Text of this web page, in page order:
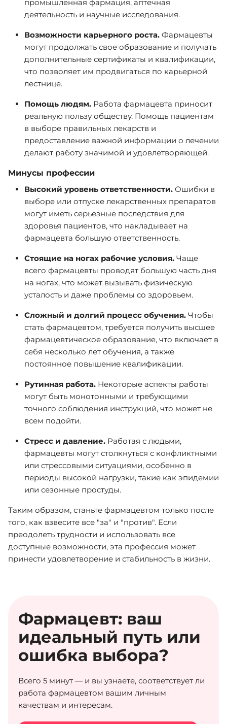
промышленная фармация, аптечная
деятельность и научные исследования.
Возможности карьерного роста. Фармацевты
могут продолжать свое образование и получать
дополнительные сертификаты и квалификации,
что позволяет им продвигаться по карьерной
лестнице.
Помощь людям. Работа фармацевта приносит
реальную пользу обществу. Помощь пациентам
в выборе правильных лекарств и
предоставление важной информации о лечении
делают работу значимой и удовлетворяющей.
Минусы профессии
Высокий уровень ответственности. Ошибки в
выборе или отпуске лекарственных препаратов
могут иметь серьезные последствия для
здоровья пациентов, что накладывает на
фармацевта большую ответственность.
Стоящие на ногах рабочие условия. Чаще
всего фармацевты проводят большую часть дня
на ногах, что может вызывать физическую
усталость и даже проблемы со здоровьем.
Сложный и долгий процесс обучения. Чтобы
стать фармацевтом, требуется получить высшее
фармацевтическое образование, что включает в
себя несколько лет обучения, а также
постоянное повышение квалификации.
Рутинная работа. Некоторые аспекты работы
могут быть монотонными и требующими
точного соблюдения инструкций, что может не
всем подойти.
Стресс и давление. Работая с людьми,
фармацевты могут столкнуться с конфликтными
или стрессовыми ситуациями, особенно в
периоды высокой нагрузки, такие как эпидемии
или сезонные простуды.
Таким образом, станьте фармацевтом только после
того, как взвесите все "за" и "против". Если
преодолеть трудности и использовать все
доступные возможности, эта профессия может
принести удовлетворение и стабильность в жизни.
Фармацевт: ваш
идеальный путь или
ошибка выбора?
Всего 5 минут — и вы узнаете, соответствует ли
работа фармацевтом вашим личным
качествам и интересам.